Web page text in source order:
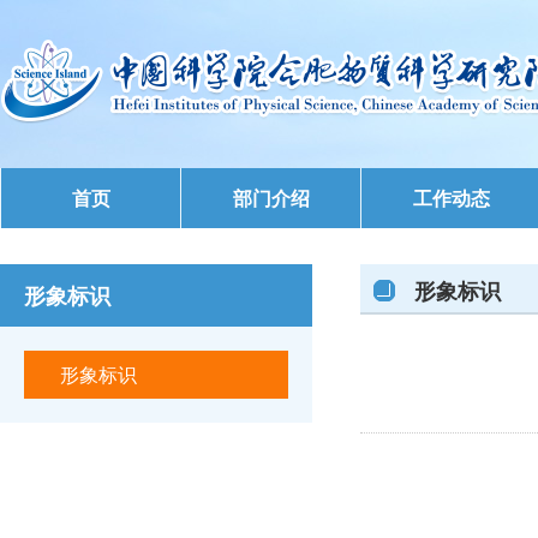
首页 部门介绍 工作动态
形象标识
形象标识
形象标识